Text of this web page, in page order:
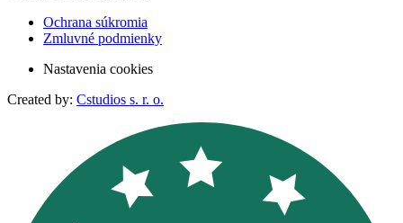
Ochrana súkromia
Zmluvné podmienky
Nastavenia cookies
Created by: Cstudios s. r. o.